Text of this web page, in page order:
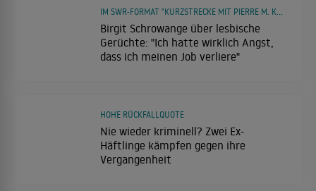
Birgit Schrowange über lesbische
Gerüchte: "Ich hatte wirklich Angst,
dass ich meinen Job verliere"
Nie wieder kriminell? Zwei Ex-
Häftlinge kämpfen gegen ihre
Vergangenheit
HOHE RÜCKFALLQUOTE